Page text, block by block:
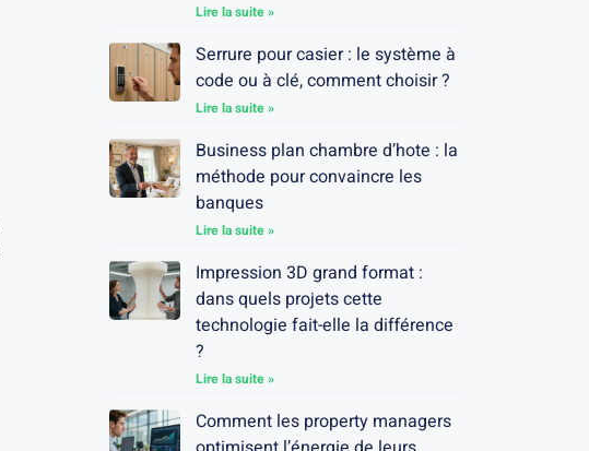
Lire la suite »
Serrure pour casier : le système à
code ou à clé, comment choisir ?
Lire la suite »
Business plan chambre d’hote : la
méthode pour convaincre les
banques
Lire la suite »
Impression 3D grand format :
dans quels projets cette
technologie fait-elle la différence
?
Lire la suite »
Comment les property managers